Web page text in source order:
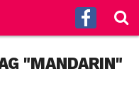
"MANDARIN"